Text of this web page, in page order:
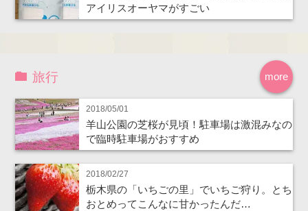
アイリスオーヤマがすごい
more
旅行
2018/05/01
羊山公園の芝桜が見頃！駐車場は激混みなの
で臨時駐車場がおすすめ
2018/02/27
栃木県の「いちごの里」でいちご狩り。とち
おとめってこんなに甘かったんだ…